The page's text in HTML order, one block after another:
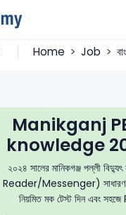
Home Job
Manikganj
knowledge
২০২৪ সালের মানিকগঞ্জ পল্লী
Reader/Messenger) সাধারণ
নিয়মিত মক টেস্ট দিন এবং সহজে